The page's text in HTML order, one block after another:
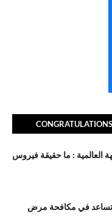
CONGRATULATIONS
العالمية : ما حقيقة فيروس
تساعد في مكافحة مرض